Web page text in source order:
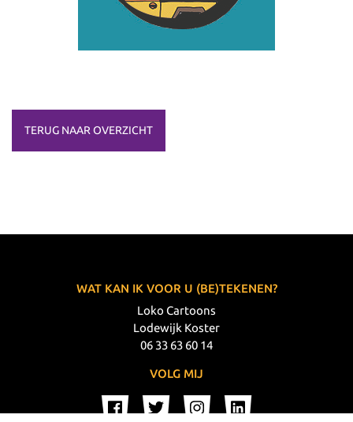
TERUG NAAR OVERZICHT
WAT KAN IK VOOR U (BE)TEKENEN?
Loko Cartoons
Lodewijk Koster
06 33 63 60 14
VOLG MIJ